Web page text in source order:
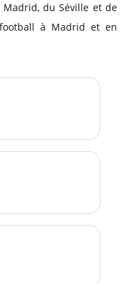
du Séville et de
à Madrid et en